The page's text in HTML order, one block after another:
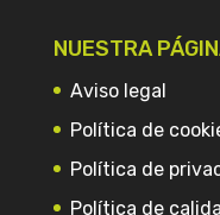
NUESTRA
Aviso legal
Política de
Política de
Política de